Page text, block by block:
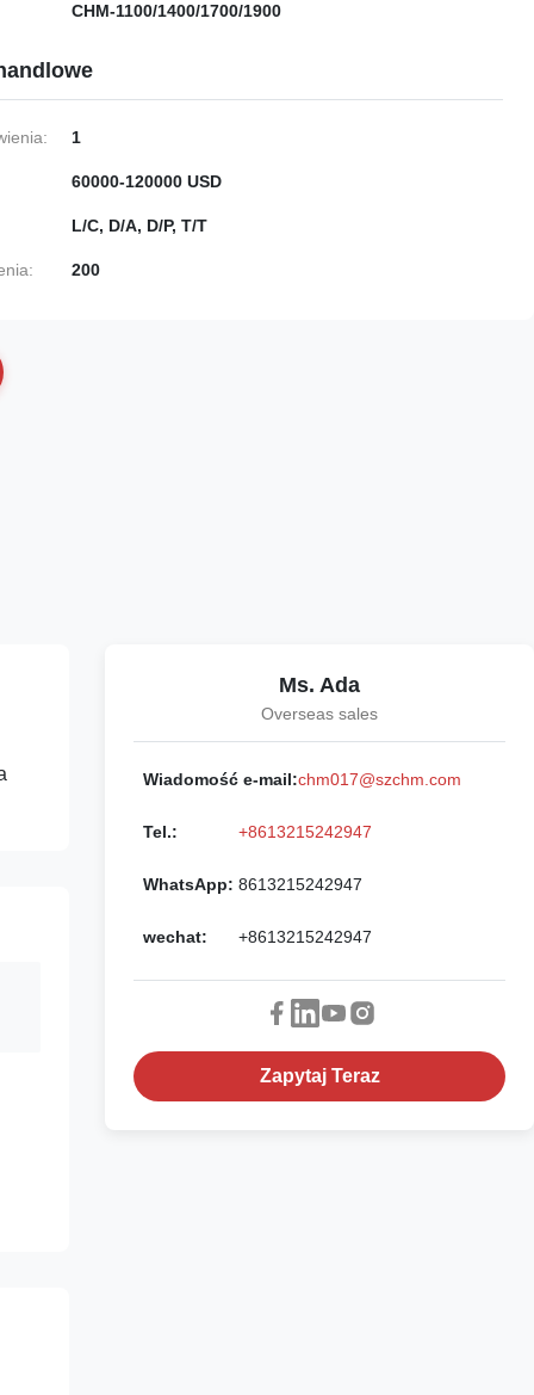
CHM-1100/1400/1700/1900
1
60000-120000 USD
L/C, D/A, D/P, T/T
200
Ms. Ada
Overseas sales
Wiadomość e-mail:chm017@szchm.com
Tel.: +8613215242947
WhatsApp: 8613215242947
wechat: +8613215242947
Zapytaj Teraz